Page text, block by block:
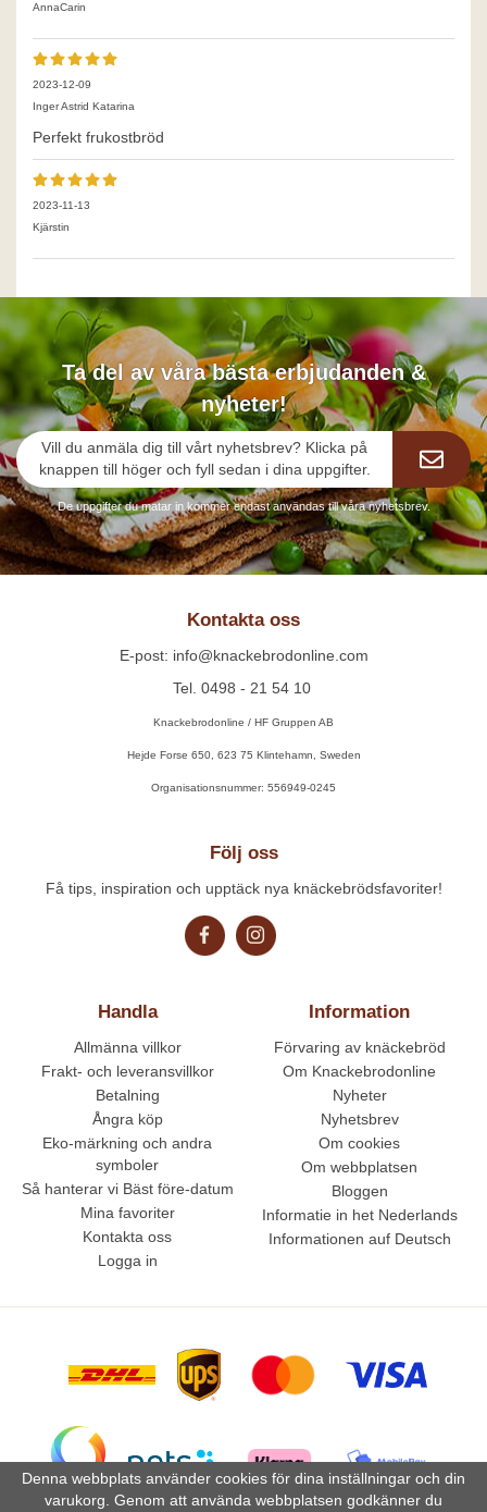
AnnaCarin
2023-12-09
Inger Astrid Katarina
Perfekt frukostbröd
2023-11-13
Kjärstin
Ta del av våra bästa erbjudanden &
nyheter!
Vill du anmäla dig till vårt nyhetsbrev? Klicka på
knappen till höger och fyll sedan i dina uppgifter.
De uppgifter du matar in kommer endast användas till våra nyhetsbrev.
Kontakta oss
E-post: info@knackebrodonline.com
Tel. 0498 - 21 54 10
Knackebrodonline / HF Gruppen AB
Hejde Forse 650, 623 75 Klintehamn, Sweden
Organisationsnummer: 556949-0245
Handla
Allmänna villkor
Frakt- och leveransvillkor
Betalning
Ångra köp
Eko-märkning och andra
symboler
Så hanterar vi Bäst före-datum
Mina favoriter
Kontakta oss
Logga in
Information
Förvaring av knäckebröd
Om Knackebrodonline
Nyheter
Nyhetsbrev
Om cookies
Om webbplatsen
Bloggen
Informatie in het Nederlands
Informationen auf Deutsch
Följ oss
Få tips, inspiration och upptäck nya knäckebrödsfavoriter!
Denna webbplats använder cookies för dina inställningar och din
varukorg. Genom att använda webbplatsen godkänner du